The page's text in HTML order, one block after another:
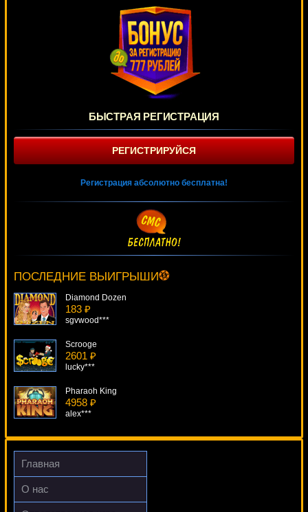
БЫСТРАЯ РЕГИСТРАЦИЯ
РЕГИСТРИРУЙСЯ
Регистрация абсолютно бесплатна!
ПОСЛЕДНИЕ ВЫИГРЫШИ
Cteb***
Diamond Dozen
183 ₽
sgvwood***
Scrooge
2601 ₽
lucky***
Pharaoh King
4958 ₽
alex***
American Diner
2804 ₽
Главная
О нас